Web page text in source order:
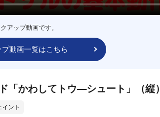
アップ動画です。
動画一覧はこちら
かわしてトウ―シュート」（縦）
イント